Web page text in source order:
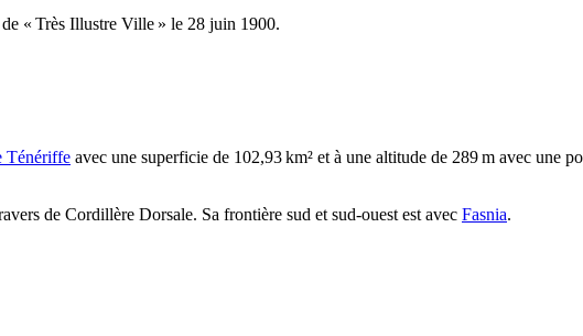
« Très Illustre Ville » le 28 juin 1900.
Ténériffe avec une superficie de 102,93 km² et à une altitude de 289 m avec une
de Cordillère Dorsale. Sa frontière sud et sud-ouest est avec Fasnia.